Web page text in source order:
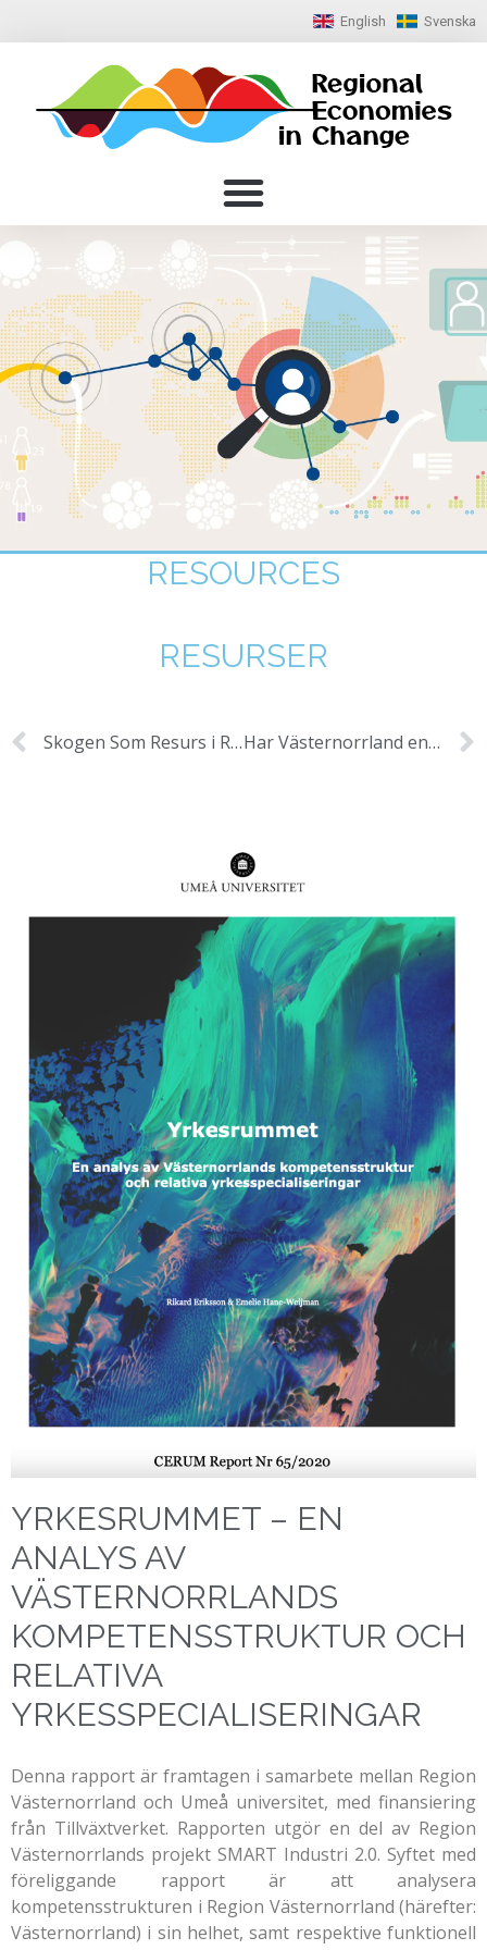
English Svenska
RESOURCES
RESURSER
Skogen Som Resurs i Region Västernorrland – Näringslivsanalys 2002-2015 Har Västernorrland en brist på digital kompetens? En analys av den digitala yrkesstrukturen i länet
YRKESRUMMET – EN
ANALYS AV
VÄSTERNORRLANDS
KOMPETENSSTRUKTUR OCH
RELATIVA
YRKESSPECIALISERINGAR
Denna rapport är framtagen i samarbete mellan Region
Västernorrland och Umeå universitet, med finansiering
från Tillväxtverket. Rapporten utgör en del av Region
Västernorrlands projekt SMART Industri 2.0. Syftet med
föreliggande rapport är att analysera
kompetensstrukturen i Region Västernorrland (härefter:
Västernorrland) i sin helhet, samt respektive funktionell